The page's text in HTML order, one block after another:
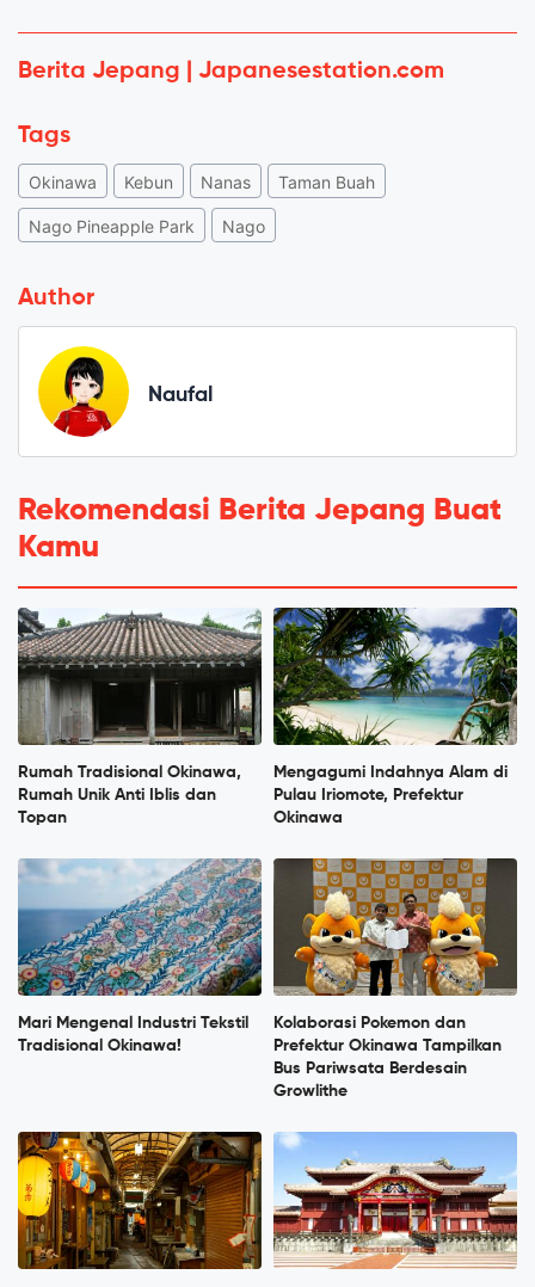
Berita Jepang | Japanesestation.com
Tags
Okinawa Kebun Nanas Taman Buah
Nago Pineapple Park Nago
Author
Naufal
Rekomendasi Berita Jepang Buat
Kamu
Rumah Tradisional Okinawa,
Rumah Unik Anti Iblis dan
Topan
Mengagumi Indahnya Alam di
Pulau Iriomote, Prefektur
Okinawa
Mari Mengenal Industri Tekstil
Tradisional Okinawa!
Kolaborasi Pokemon dan
Prefektur Okinawa Tampilkan
Bus Pariwsata Berdesain
Growlithe